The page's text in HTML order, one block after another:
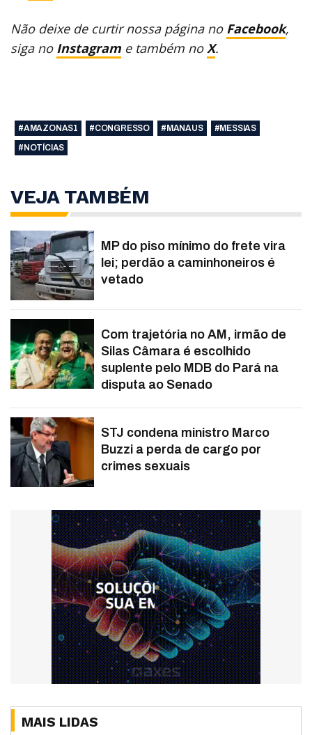
Não deixe de curtir nossa página no Facebook,
siga no Instagram e também noX.
#AMAZONAS1 #CONGRESSO #MANAUS
#MESSIAS
#NOTÍCIAS
VEJA TAMBÉM
MP do piso mínimo do frete vira
lei; perdão a caminhoneiros é
vetado
Com trajetória no AM, irmão de
Silas Câmara é escolhido
suplente pelo MDB do Pará na
disputa ao Senado
STJ condena ministro Marco
Buzzi a perda de cargo por
crimes sexuais
MAIS LIDAS